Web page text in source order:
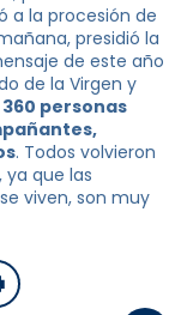
a la procesión de
presidió la
de este año
de la Virgen y
360 ​​personas
. Todos volvieron
ya que las
viven, son muy